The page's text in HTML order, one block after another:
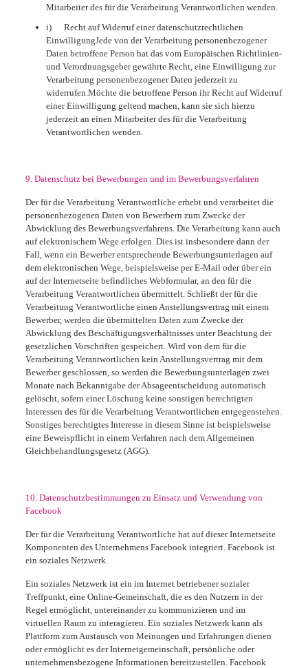
Mitarbeiter des für die Verarbeitung Verantwortlichen wenden.
i) Recht auf Widerruf einer datenschutzrechtlichen
EinwilligungJede von der Verarbeitung personenbezogener
Daten betroffene Person hat das vom Europäischen Richtlinien-
und Verordnungsgeber gewährte Recht, eine Einwilligung zur
Verarbeitung personenbezogener Daten jederzeit zu
widerrufen.Möchte die betroffene Person ihr Recht auf Widerruf
einer Einwilligung geltend machen, kann sie sich hierzu
jederzeit an einen Mitarbeiter des für die Verarbeitung
Verantwortlichen wenden.
9. Datenschutz bei Bewerbungen und im Bewerbungsverfahren
Der für die Verarbeitung Verantwortliche erhebt und verarbeitet die
personenbezogenen Daten von Bewerbern zum Zwecke der
Abwicklung des Bewerbungsverfahrens. Die Verarbeitung kann auch
auf elektronischem Wege erfolgen. Dies ist insbesondere dann der
Fall, wenn ein Bewerber entsprechende Bewerbungsunterlagen auf
dem elektronischen Wege, beispielsweise per E-Mail oder über ein
auf der Internetseite befindliches Webformular, an den für die
Verarbeitung Verantwortlichen übermittelt. Schließt der für die
Verarbeitung Verantwortliche einen Anstellungsvertrag mit einem
Bewerber, werden die übermittelten Daten zum Zwecke der
Abwicklung des Beschäftigungsverhältnisses unter Beachtung der
gesetzlichen Vorschriften gespeichert. Wird von dem für die
Verarbeitung Verantwortlichen kein Anstellungsvertrag mit dem
Bewerber geschlossen, so werden die Bewerbungsunterlagen zwei
Monate nach Bekanntgabe der Absageentscheidung automatisch
gelöscht, sofern einer Löschung keine sonstigen berechtigten
Interessen des für die Verarbeitung Verantwortlichen entgegenstehen.
Sonstiges berechtigtes Interesse in diesem Sinne ist beispielsweise
eine Beweispflicht in einem Verfahren nach dem Allgemeinen
Gleichbehandlungsgesetz (AGG).
10. Datenschutzbestimmungen zu Einsatz und Verwendung von
Facebook
Der für die Verarbeitung Verantwortliche hat auf dieser Internetseite
Komponenten des Unternehmens Facebook integriert. Facebook ist
ein soziales Netzwerk.
Ein soziales Netzwerk ist ein im Internet betriebener sozialer
Treffpunkt, eine Online-Gemeinschaft, die es den Nutzern in der
Regel ermöglicht, untereinander zu kommunizieren und im
virtuellen Raum zu interagieren. Ein soziales Netzwerk kann als
Plattform zum Austausch von Meinungen und Erfahrungen dienen
oder ermöglicht es der Internetgemeinschaft, persönliche oder
unternehmensbezogene Informationen bereitzustellen. Facebook